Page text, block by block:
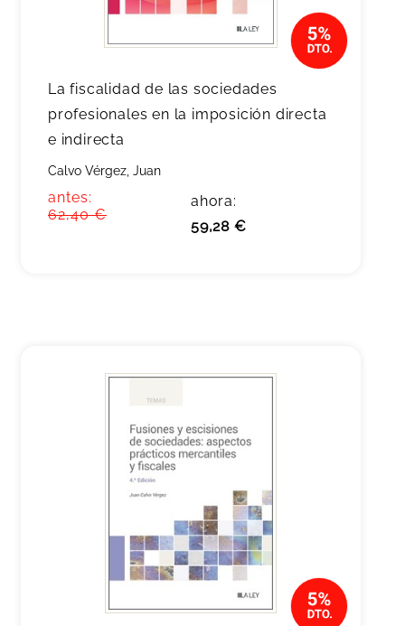
La fiscalidad de las sociedades
profesionales en la imposición directa
e indirecta
Calvo Vérgez, Juan
antes:
62,40 €
ahora:
59,28 €